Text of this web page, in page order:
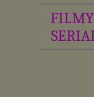
Można